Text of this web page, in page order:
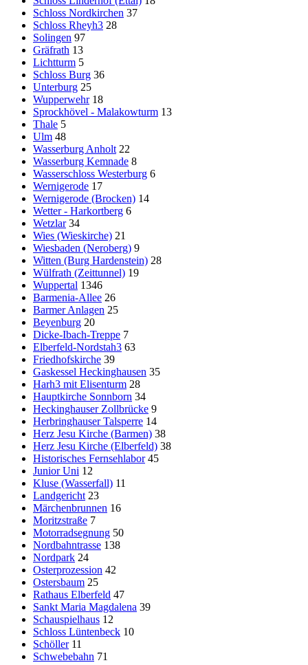
Schloss Nordkirchen 37
Schloss Rheyh3 28
Solingen 97
Gräfrath 13
Lichtturm 5
Schloss Burg 36
Unterburg 25
Wupperwehr 18
Sprockhövel - Malakowturm 13
Thale 5
Ulm 48
Wasserburg Anholt 22
Wasserburg Kemnade 8
Wasserschloss Westerburg 6
Wernigerode 17
Wernigerode (Brocken) 14
Wetter - Harkortberg 6
Wetzlar 34
Wies (Wieskirche) 21
Wiesbaden (Neroberg) 9
Witten (Burg Hardenstein) 28
Wülfrath (Zeittunnel) 19
Wuppertal 1346
Barmenia-Allee 26
Barmer Anlagen 25
Beyenburg 20
Dicke-Ibach-Treppe 7
Elberfeld-Nordstah3 63
Friedhofskirche 39
Gaskessel Heckinghausen 35
Harh3 mit Elisenturm 28
Hauptkirche Sonnborn 34
Heckinghauser Zollbrücke 9
Herbringhauser Talsperre 14
Herz Jesu Kirche (Barmen) 38
Herz Jesu Kirche (Elberfeld) 38
Historisches Fernsehlabor 45
Junior Uni 12
Kluse (Wasserfall) 11
Landgericht 23
Märchenbrunnen 16
Moritzstraße 7
Motorradsegnung 50
Nordbahntrasse 138
Nordpark 24
Osterprozession 42
Ostersbaum 25
Rathaus Elberfeld 47
Sankt Maria Magdalena 39
Schauspielhaus 12
Schloss Lüntenbeck 10
Schöller 11
Schwebebahn 71